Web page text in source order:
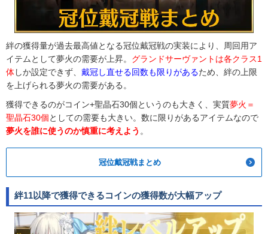
絆の獲得量が過去最高値となる冠位戴冠戦の実装により、周回用ア
イテムとして夢火の需要が上昇。 グランドサーヴァントは各クラス1
体しか設定できず、 戴冠し直せる回数も限りがあるため、絆の上限
を上げられる夢火の需要がある。
獲得できるのがコイン+聖晶石30個というのも大きく、実質夢火＝
聖晶石30個としての需要も大きい。数に限りがあるアイテムなので
夢火を誰に使うのか慎重に考えよう 。
冠位戴冠戦まとめ
絆11以降で獲得できるコインの獲得数が大幅アップ